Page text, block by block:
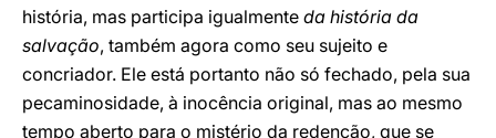
história, mas participa igualmente da história da
salvação, também agora como seu sujeito e
concriador. Ele está portanto não só fechado, pela sua
pecaminosidade, à inocência original, mas ao mesmo
tempo aberto para o mistério da redenção, que se